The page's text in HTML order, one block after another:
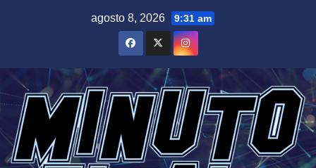
agosto 8, 2026 9:31 am